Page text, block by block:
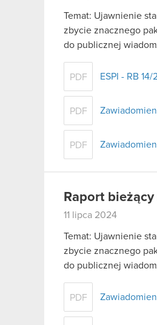
Temat: Ujawnienie
zbycie znacznego
do publicznej
PDF ESPI - RB
PDF
PDF
Raport
11 lipca 2024
Temat: Ujawnienie
zbycie znacznego
do publicznej
PDF